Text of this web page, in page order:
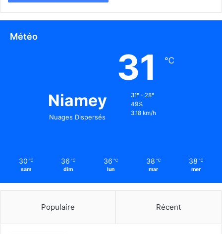
Météo
Niamey
Nuages Dispersés
31 ℃
31º - 28º
49%
3.18 km/h
30 ℃
sam
36 ℃
dim
36 ℃
lun
38 ℃
mar
38 ℃
mer
Populaire Récent